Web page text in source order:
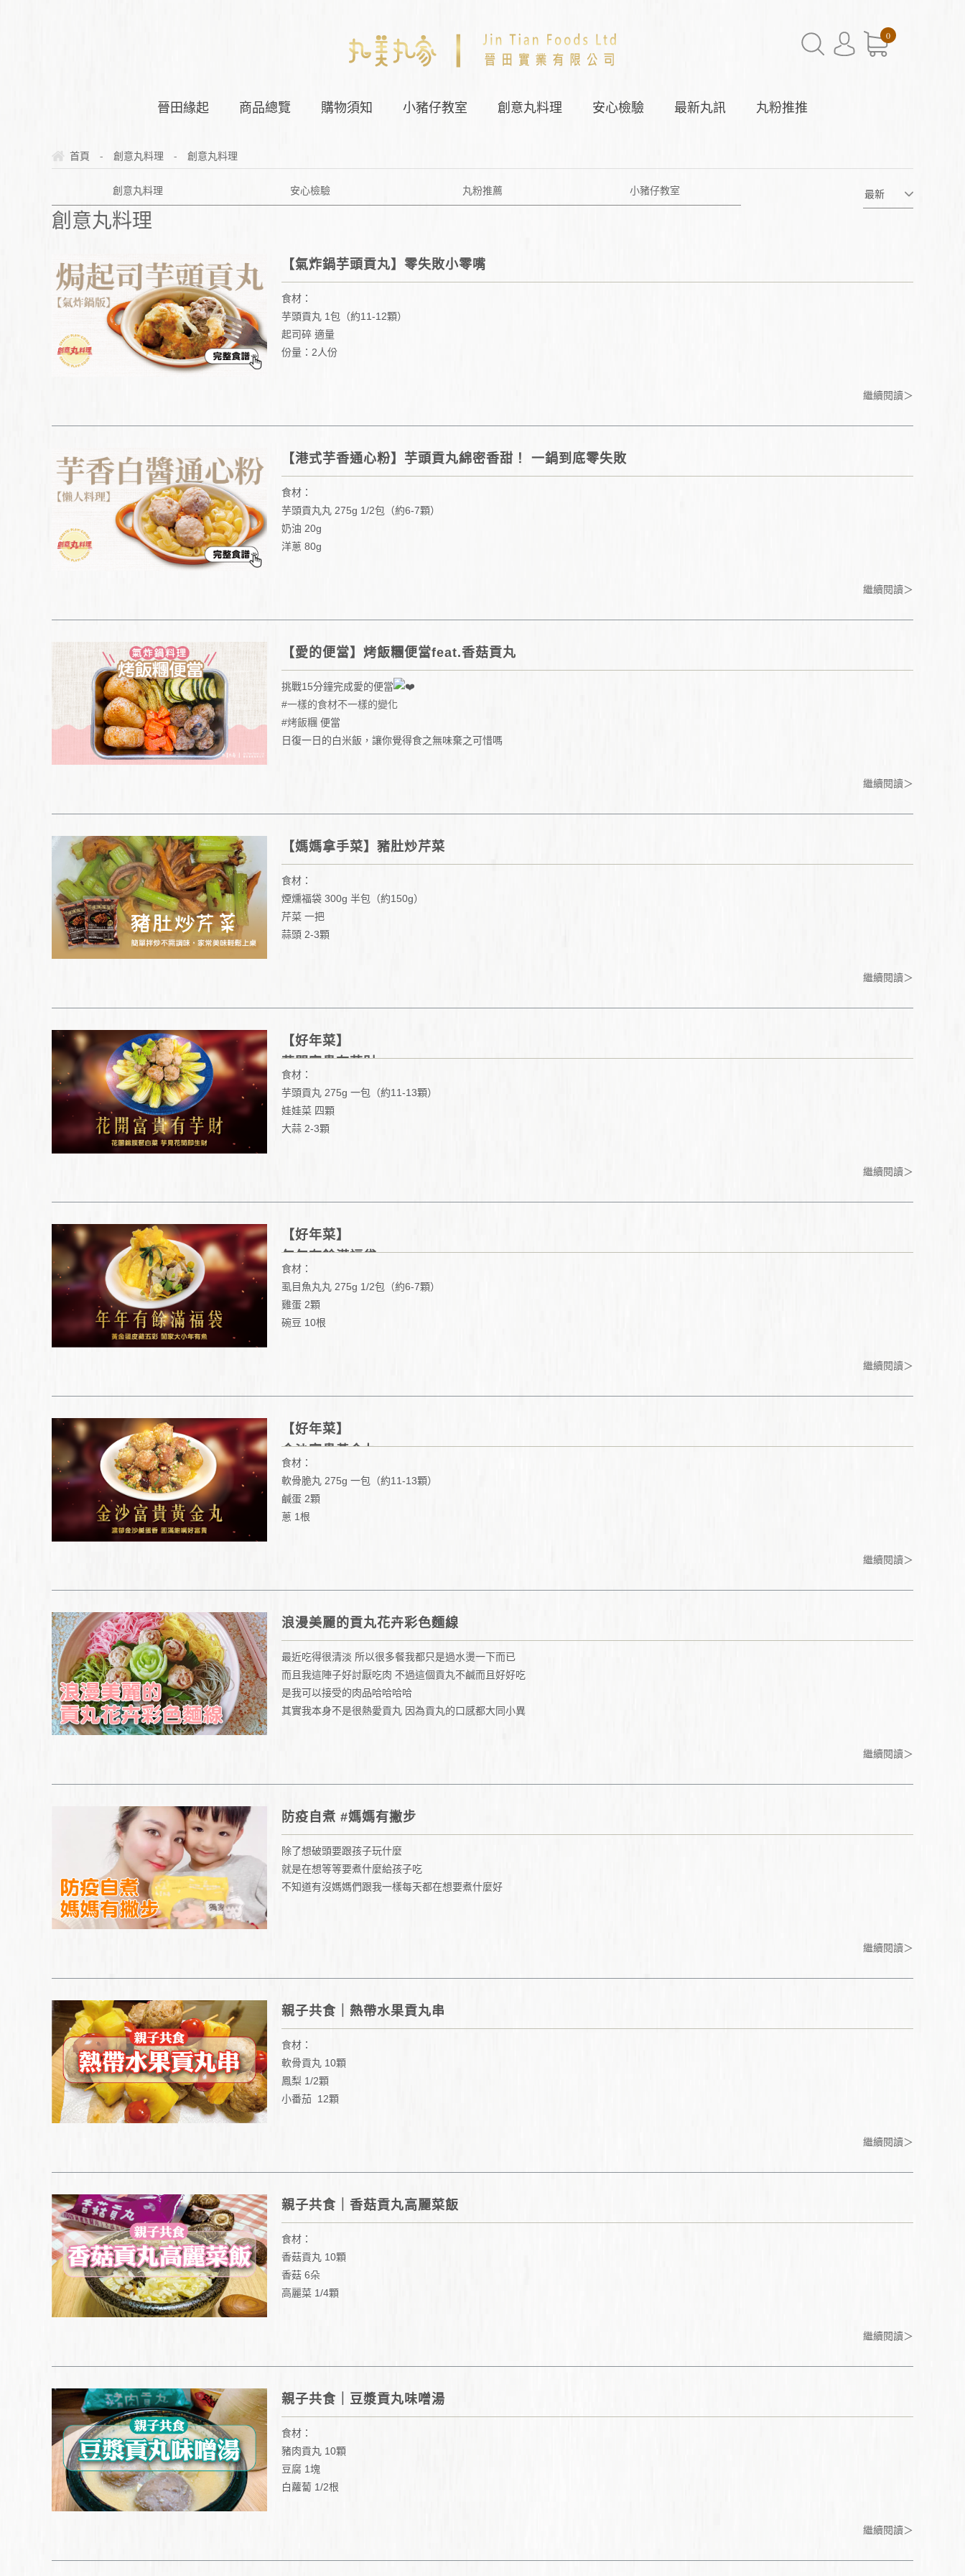
0
晉田緣起 商品總覽 購物須知 小豬仔教室 創意丸料理 安心檢驗 最新丸訊 丸粉推推
首頁 - 創意丸料理 - 創意丸料理
創意丸料理 安心檢驗 丸粉推薦 小豬仔教室
創意丸料理
【氣炸鍋芋頭貢丸】零失敗小零嘴
食材：
芋頭貢丸 1包（約11-12顆）
起司碎 適量
份量：2人份
繼續閱讀＞
【港式芋香通心粉】芋頭貢丸綿密香甜！ 一鍋到底零失敗
食材：
芋頭貢丸丸 275g 1/2包（約6-7顆）
奶油 20g
洋蔥 80g
鹽 1小匙
繼續閱讀＞
【愛的便當】烤飯糰便當feat.香菇貢丸
挑戰15分鐘完成愛的便當
#一樣的食材不一樣的變化
#烤飯糰 便當
日復一日的白米飯，讓你覺得食之無味棄之可惜嗎
繼續閱讀＞
【媽媽拿手菜】豬肚炒芹菜
食材：
煙燻福袋 300g 半包（約150g）
芹菜 一把
蒜頭 2-3顆
繼續閱讀＞
【好年菜】
花開富貴有芋財
食材：
芋頭貢丸 275g 一包（約11-13顆）
娃娃菜 四顆
大蒜 2-3顆
醬油 少許
繼續閱讀＞
【好年菜】
年年有餘滿福袋
食材：
虱目魚丸丸 275g 1/2包（約6-7顆）
雞蛋 2顆
碗豆 10根
蔥或韭菜 2-3根 (裝飾使用)
鹽 少許
繼續閱讀＞
【好年菜】
金沙富貴黃金丸
食材：
軟骨脆丸 275g 一包（約11-13顆）
鹹蛋 2顆
蔥 1根
糖 少許
繼續閱讀＞
浪漫美麗的貢丸花卉彩色麵線
最近吃得很清淡 所以很多餐我都只是過水燙一下而已
而且我這陣子好討厭吃肉 不過這個貢丸不鹹而且好好吃
是我可以接受的肉品哈哈哈哈
其實我本身不是很熱愛貢丸 因為貢丸的口感都大同小異
繼續閱讀＞
防疫自煮 #媽媽有撇步
除了想破頭要跟孩子玩什麼
就是在想等等要煮什麼給孩子吃
不知道有沒媽媽們跟我一樣每天都在想要煮什麼好
繼續閱讀＞
親子共食｜熱帶水果貢丸串
食材：
軟骨貢丸 10顆
鳳梨 1/2顆
小番茄 12顆
繼續閱讀＞
親子共食｜香菇貢丸高麗菜飯
食材：
香菇貢丸 10顆
香菇 6朵
高麗菜 1/4顆
繼續閱讀＞
親子共食｜豆漿貢丸味噌湯
食材：
豬肉貢丸 10顆
豆腐 1塊
白蘿蔔 1/2根
繼續閱讀＞